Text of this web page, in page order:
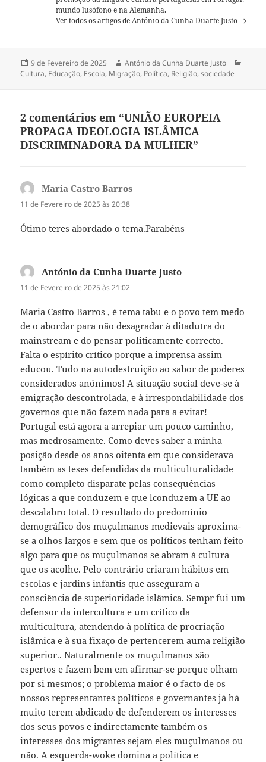
mundo lusófono e na Alemanha.
Ver todos os artigos de António da Cunha Duarte Justo
Publicado
a
9 de Fevereiro de 2025 Autor
António da Cunha Duarte Justo
Cultura, Educação, Escola, Migração, Política, Religião,sociedade
2 comentários em “UNIÃO EUROPEIA
PROPAGA IDEOLOGIA ISLÂMICA
DISCRIMINADORA DA MULHER”
Maria Castro Barros
11 de Fevereiro de 2025 às 20:38
Ótimo teres abordado o tema.Parabéns
António da Cunha Duarte Justo
11 de Fevereiro de 2025 às 21:02
Maria Castro Barros , é tema tabu e o povo tem medo
de o abordar para não desagradar à ditadutra do
mainstream e do pensar politicamente correcto.
Falta o espírito crítico porque a imprensa assim
educou. Tudo na autodestruição ao sabor de poderes
considerados anónimos! A situação social deve-se à
emigração descontrolada, e à irrespondabilidade dos
governos que não fazem nada para a evitar!
Portugal está agora a arrepiar um pouco caminho,
mas medrosamente. Como deves saber a minha
posição desde os anos oitenta em que considerava
também as teses defendidas da multiculturalidade
como completo disparate pelas consequências
lógicas a que conduzem e que lconduzem a UE ao
descalabro total. O resultado do predomínio
demográfico dos muçulmanos medievais aproxima-
se a olhos largos e sem que os políticos tenham feito
algo para que os muçulmanos se abram à cultura
que os acolhe. Pelo contrário criaram hábitos em
escolas e jardins infantis que asseguram a
consciência de superioridade islâmica. Sempr fui um
defensor da intercultura e um crítico da
multicultura, atendendo à política de procriação
islâmica e à sua fixaço de pertencerem auma religião
superior.. Naturalmente os muçulmanos são
espertos e fazem bem em afirmar-se porque olham
por si mesmos; o problema maior é o facto de os
nossos representantes políticos e governantes já há
muito terem abdicado de defenderem os interesses
dos seus povos e indirectamente também os
interesses dos migrantes sejam eles muçulmanos ou
não. A esquerda-woke domina a política e